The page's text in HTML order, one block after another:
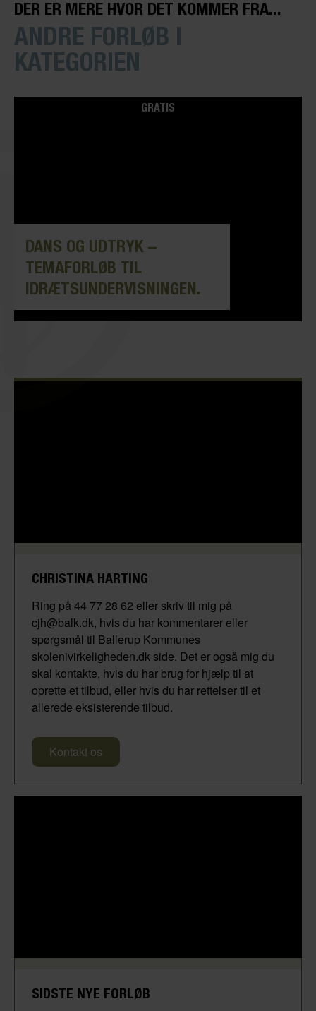
DER ER MERE HVOR DET KOMMER FRA...
ANDRE FORLØB I
KATEGORIEN
GRATIS
DANS OG UDTRYK –
TEMAFORLØB TIL
IDRÆTSUNDERVISNINGEN.
CHRISTINA HARTING
Ring på 44 77 28 62 eller skriv til mig på
cjh@balk.dk, hvis du har kommentarer eller
spørgsmål til Ballerup Kommunes
skolenivirkeligheden.dk side. Det er også mig du
skal kontakte, hvis du har brug for hjælp til at
oprette et tilbud, eller hvis du har rettelser til et
allerede eksisterende tilbud.
Kontakt os
SIDSTE NYE FORLØB